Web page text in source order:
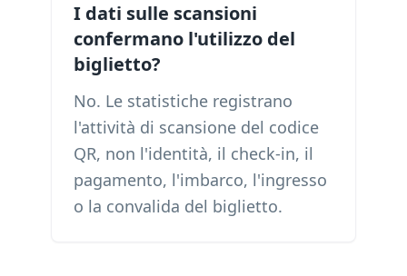
I dati sulle scansioni
confermano l'utilizzo del
biglietto?
No. Le statistiche registrano
l'attività di scansione del codice
QR, non l'identità, il check-in, il
pagamento, l'imbarco, l'ingresso
o la convalida del biglietto.